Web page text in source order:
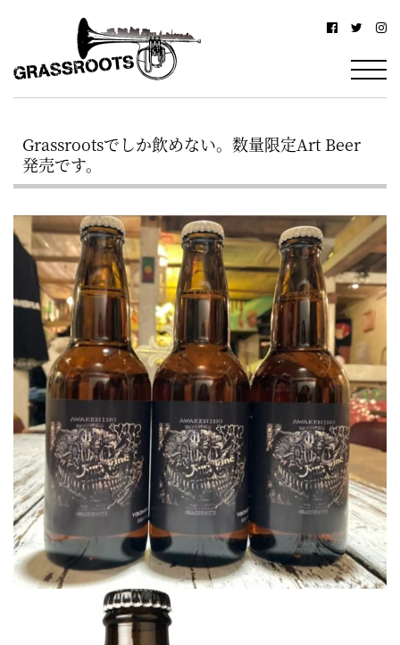
浜
グ
ス
ル
ー
ツ
–
YOKOHAMA
Grassroots
–
駅
北
西
口
か
ら
徒
歩
約
分・
鶴
屋
町
に
あ
る
ダ
Grassrootsでしか飲めない。数量限定Art Beer
発売です。